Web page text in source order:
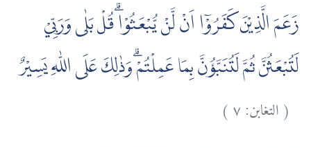
زَعَمَ الَّذِيْنَ كَفَرُوْٓا اَنْ لَّنْ يُّبْعَثُوْاۗ قُلْ بَلٰى وَرَبِّيْ
لَتُبْعَثُنَّ ثُمَّ لَتُنَبَّؤُنَّ بِمَا عَمِلْتُمْۗ وَذٰلِكَ عَلَى اللّٰهِ يَسِيْرٌ
(التغابن:٧)